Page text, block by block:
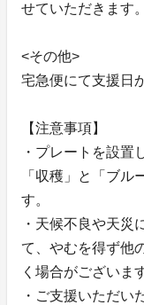
せていただきます。
<その他>
宅急便にて支援日
【注意事項】
・プレートを設置
「収穫」と「ブル
す。
・天候不良や天災
て、やむを得ず他
く場合がございま
・ご支援いただい